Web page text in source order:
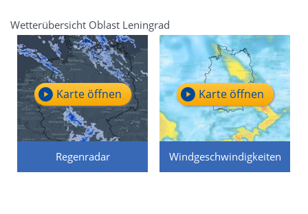
Wetterübersicht Oblast Leningrad
Regenradar
Karte öffnen
Windgeschwindigkeiten
Karte öffnen